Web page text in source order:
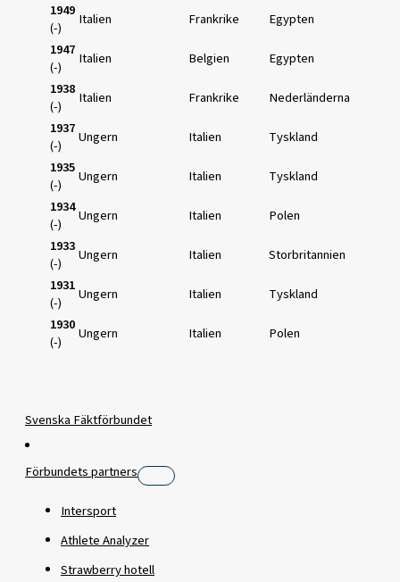
1949
(-)
Italien Frankrike
Egypten
1947
(-)
Italien Belgien
Egypten
1938
(-)
Italien Frankrike
Nederländerna
1937
(-)
Ungern Italien
Tyskland
1935
(-)
Ungern Italien
Tyskland
1934
(-)
Ungern Italien
Polen
1933
(-)
Ungern Italien
Storbritannien
1931
(-)
Ungern Italien
Tyskland
1930
(-)
Ungern Italien Polen
Svenska Fäktförbundet
Förbundets partners
Intersport
Athlete Analyzer
Strawberry hotell